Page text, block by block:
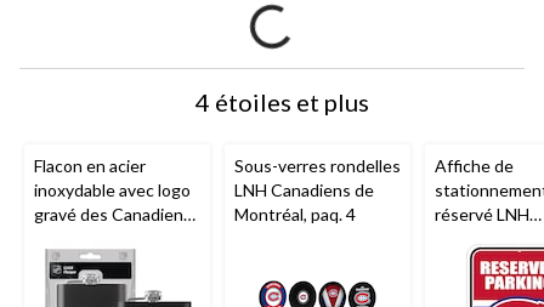
4 étoiles et plus
Flacon en acier
inoxydable avec logo
gravé des Canadiens
Sous-verres rondelles
LNH Canadiens de
Montréal, paq. 4
Affiche de
réservé LNH
Montréal